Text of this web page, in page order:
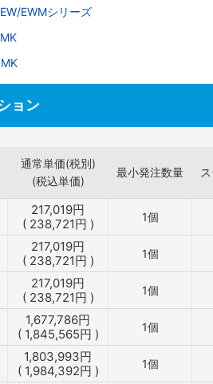
EWMシリーズ
ョン
通常単価(税別)
(税込単価)
最小発注数量
217,019円
( 238,721円 ) 1個
217,019円
( 238,721円 ) 1個
217,019円
( 238,721円 ) 1個
1,677,786円
( 1,845,565円 ) 1個
1,803,993円
( 1,984,392円 ) 1個